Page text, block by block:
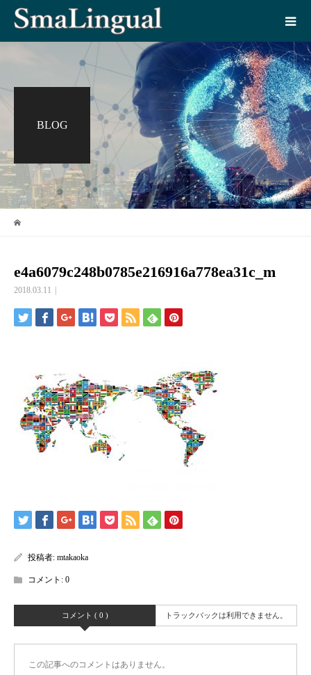
BLOG
e4a6079c248b0785e216916a778ea31c_m
2018.03.11
投稿者: mtakaoka
コメント: 0
コメント ( 0 ) トラックバックは利用できません。
この記事へのコメントはありません。